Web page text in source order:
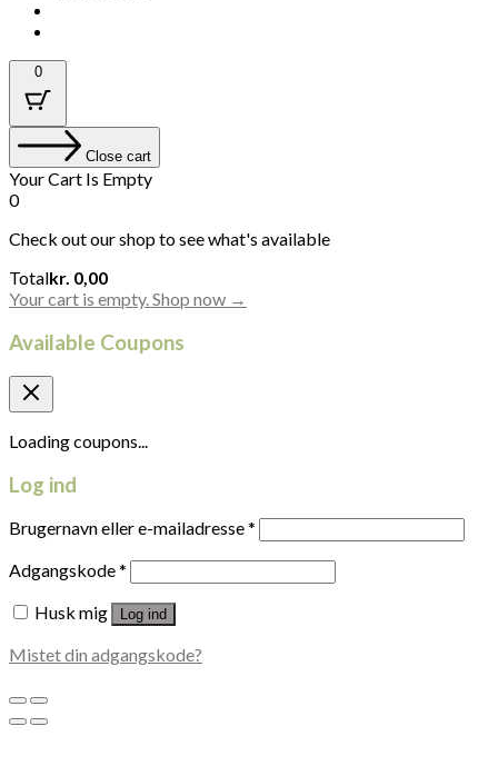
0
Close cart
Your Cart Is Empty
0
Check out our shop to see what's available
Cart
Total:
Totalkr. 0,00
Your cart is empty. Shop now →
Available Coupons
Loading coupons...
Log ind
Brugernavn eller e-mailadresse*
Adgangskode*
Husk mig
Log ind
Mistet din adgangskode?